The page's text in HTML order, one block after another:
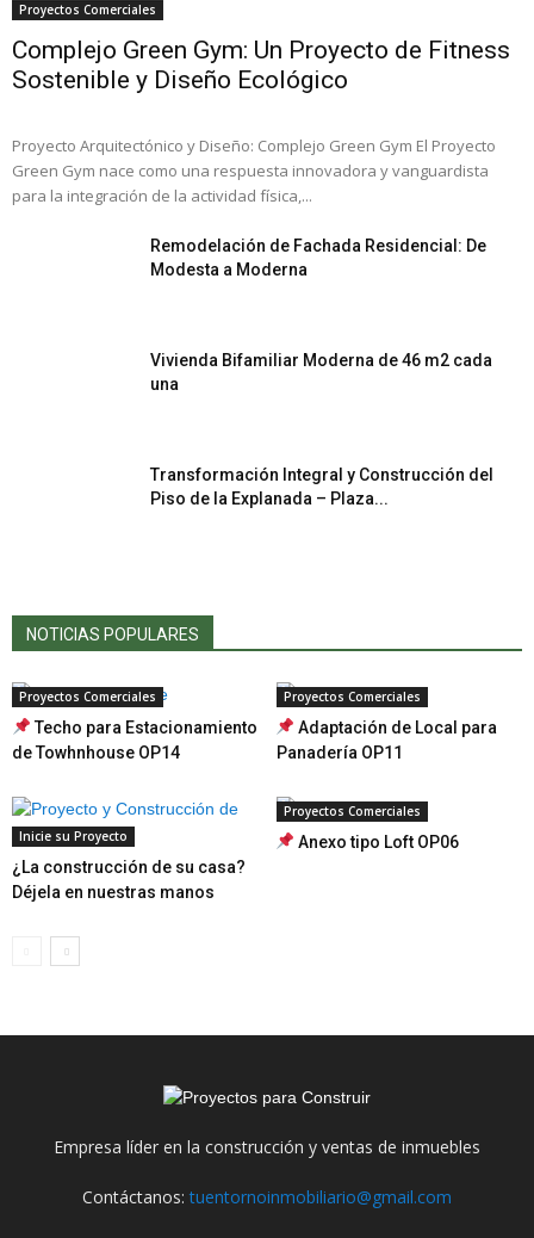
Proyectos Comerciales
Complejo Green Gym: Un Proyecto de Fitness
Sostenible y Diseño Ecológico
Proyecto Arquitectónico y Diseño: Complejo Green Gym El Proyecto
Green Gym nace como una respuesta innovadora y vanguardista
para la integración de la actividad física,...
Remodelación de Fachada Residencial: De
Modesta a Moderna
Vivienda Bifamiliar Moderna de 46 m2 cada
una
Transformación Integral y Construcción del
Piso de la Explanada – Plaza...
NOTICIAS POPULARES
Proyectos Comerciales
Techo para Estacionamiento
de Towhnhouse OP14
Proyectos Comerciales
Adaptación de Local para
Panadería OP11
Inicie su Proyecto
¿La construcción de su casa?
Déjela en nuestras manos
Proyectos Comerciales
Anexo tipo Loft OP06
Empresa líder en la construcción y ventas de inmuebles
Contáctanos:tuentornoinmobiliario@gmail.com